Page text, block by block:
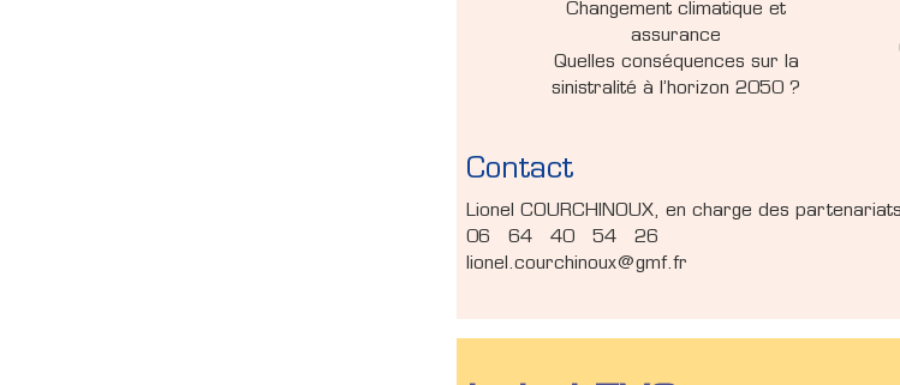
Changement climatique et
assurance
Quelles conséquences sur la
sinistralité à l’horizon 2050 ?
Contact
Lionel COURCHINOUX, en charge des
06 64 40 54 26
lionel.courchinoux@gmf.fr